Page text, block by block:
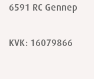
6591 RC Gennep
KVK: 16079866